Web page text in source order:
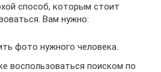
способ, которым стоит
Вам нужно:
фото нужного человека.
воспользоваться поиском по